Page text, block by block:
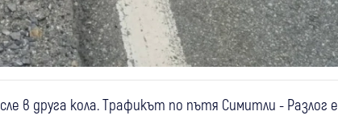
в друга кола. Трафикът по пътя Симитли - Разлог е